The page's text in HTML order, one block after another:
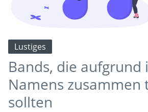
Lustiges
Bands, die aufgrund
Namens zusammen
sollten